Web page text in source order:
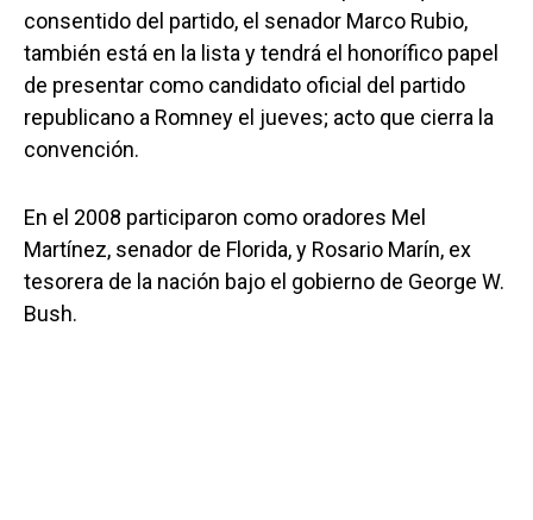
consentido del partido, el senador Marco Rubio,
también está en la lista y tendrá el honorífico papel
de presentar como candidato oficial del partido
republicano a Romney el jueves; acto que cierra la
convención.
En el 2008 participaron como oradores Mel
Martínez, senador de Florida, y Rosario Marín, ex
tesorera de la nación bajo el gobierno de George W.
Bush.